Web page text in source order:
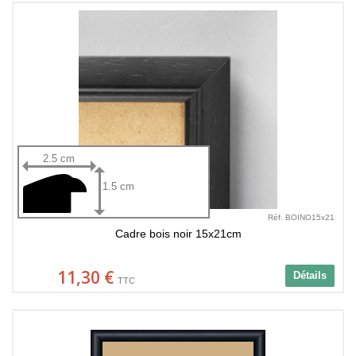
2.5 cm
1.5 cm
Réf. BOINO15x21
Cadre bois noir 15x21cm
Détails
11,30 € TTC